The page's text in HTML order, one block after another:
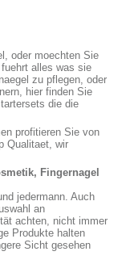
oder moechten Sie
alles was sie
zu pflegen, oder
hier finden Sie
die die
profitieren Sie von
Qualitaet, wir
Fingernagel
jedermann. Auch
an
achten, nicht immer
Produkte halten
Sicht gesehen